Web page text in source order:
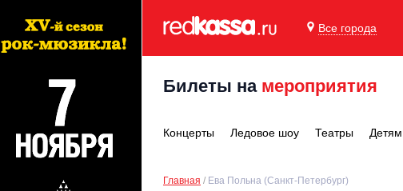
Все города
Билеты на мероприятия
Концерты Ледовое шоу Театры Детям
Главная Ева Польна (Санкт-Петербург)